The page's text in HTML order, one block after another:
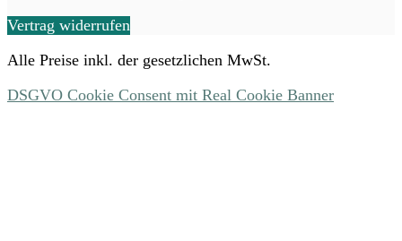
Vertrag widerrufen
Alle Preise inkl. der gesetzlichen MwSt.
DSGVO Cookie Consent mit Real Cookie Banner